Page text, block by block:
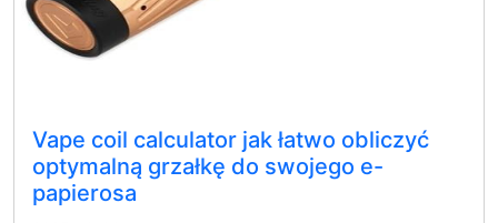
Vape coil calculator jak łatwo obliczyć
optymalną grzałkę do swojego e-
papierosa